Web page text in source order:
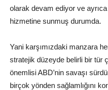
olarak devam ediyor ve ayrıca
hizmetine sunmuş durumda.
Yani karşımızdaki manzara
stratejik düzeyde belirli bir tür
önemlisi ABD’nin savaşı
birçok yönden sağlamlığını